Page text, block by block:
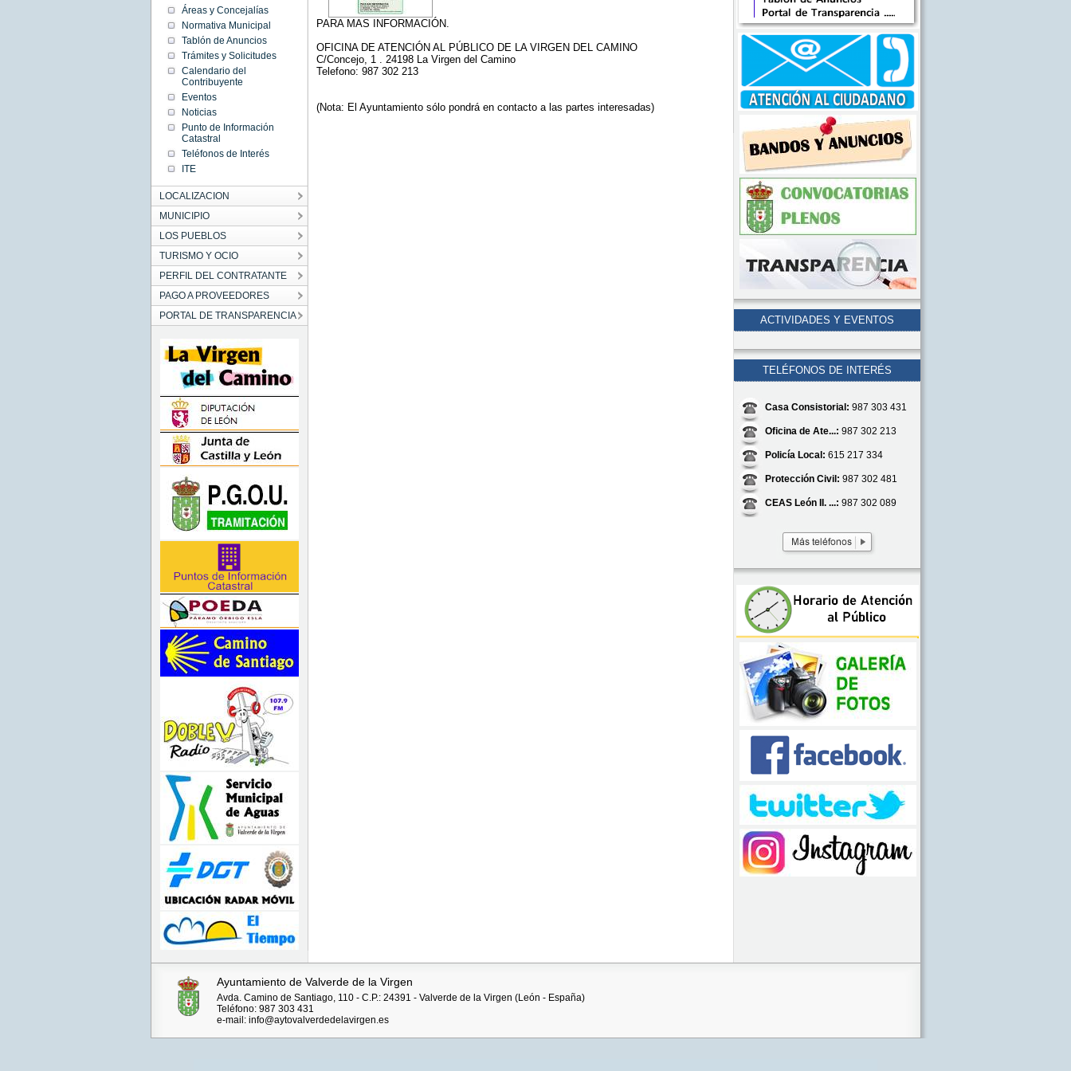
Áreas y Concejalías
Normativa Municipal
Tablón de Anuncios
Trámites y Solicitudes
Calendario del
Contribuyente
Eventos
Noticias
Punto de Información
Catastral
Teléfonos de Interés
ITE
LOCALIZACION
MUNICIPIO
LOS PUEBLOS
TURISMO Y OCIO
PERFIL DEL CONTRATANTE
PAGO A PROVEEDORES
PORTAL DE TRANSPARENCIA
PARA MAS INFORMACIÓN.
OFICINA DE ATENCIÓN AL PÚBLICO DE LA VIRGEN DEL CAMINO
C/Concejo, 1 . 24198 La Virgen del Camino
Telefono: 987 302 213
(Nota: El Ayuntamiento sólo pondrá en contacto a las partes interesadas)
ACTIVIDADES Y EVENTOS
TELÉFONOS DE INTERÉS
Casa Consistorial: 987 303 431
Oficina de Ate...: 987 302 213
Policía Local: 615 217 334
Protección Civil: 987 302 481
CEAS León II. ...: 987 302 089
Ayuntamiento de Valverde de la Virgen
Avda. Camino de Santiago, 110 - C.P.: 24391 - Valverde de la Virgen (León - España)
Teléfono: 987 303 431
e-mail: info@aytovalverdedelavirgen.es